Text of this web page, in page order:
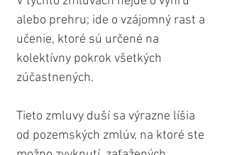
alebo prehru; ide o vzájomný rast a
učenie, ktoré sú určené na
kolektívny pokrok všetkých
zúčastnených.
Tieto zmluvy duší sa výrazne líšia
od pozemských zmlúv, na ktoré ste